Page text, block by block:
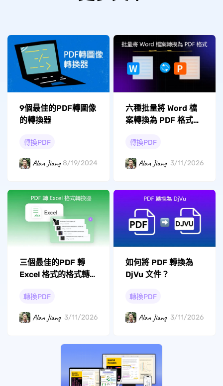
9個最佳的PDF轉圖像
的轉換器
轉換PDF
Alan Jiang 8/19/2024
六種批量將 Word 檔
案轉換為 PDF 格式的
轉換PDF
Alan Jiang 3/11/2026
三個最佳的PDF 轉
Excel 格式的格式轉
轉換PDF
Alan Jiang 3/11/2026
如何將 PDF 轉換為
DjVu 文件？
轉換PDF
Alan Jiang 3/11/2026